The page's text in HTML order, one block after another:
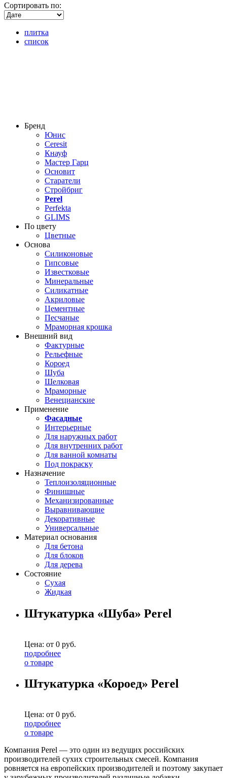
Сортировать по:
плитка
список
Бренд
Юнис
Ceresit
Кнауф
Мастер Гарц
Основит
Старатели
Стройбриг
Perel
Perfekta
GLIMS
По цвету
Цветные
Основа
Силиконовые
Гипсовые
Известковые
Минеральные
Силикатные
Акриловые
Цементные
Песчаные
Мраморная крошка
Внешний вид
Фактурные
Рельефные
Короед
Шуба
Шелковая
Мраморные
Венецианские
Применение
Фасадные
Интерьерные
Для наружных работ
Для внутренних работ
Для ванной комнаты
Под покраску
Назначение
Теплоизоляционные
Финишные
Механизированные
Выравнивающие
Декоративные
Универсальные
Материал основания
Для бетона
Для блоков
Для дерева
Состояние
Сухая
Жидкая
Штукатурка «Шуба» Perel
Цена: от 0 руб.
подробнее
о товаре
Штукатурка «Короед» Perel
Цена: от 0 руб.
подробнее
о товаре
Компания Perel — это один из ведущих российских
производителей сухих строительных смесей. Компания
ровняется на европейских производителей и поэтому закупает